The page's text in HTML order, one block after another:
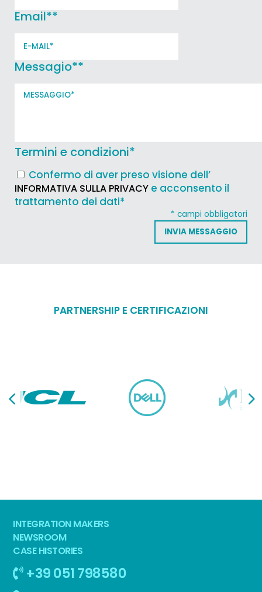
Email**
Messagio**
Termini e condizioni*
Confermo di aver preso visione dell’
INFORMATIVA SULLA PRIVACY e acconsento il
trattamento dei dati*
* campi obbligatori
PARTNERSHIP E CERTIFICAZIONI
INTEGRATION MAKERS
NEWSROOM
CASE HISTORIES
+39 051 798580